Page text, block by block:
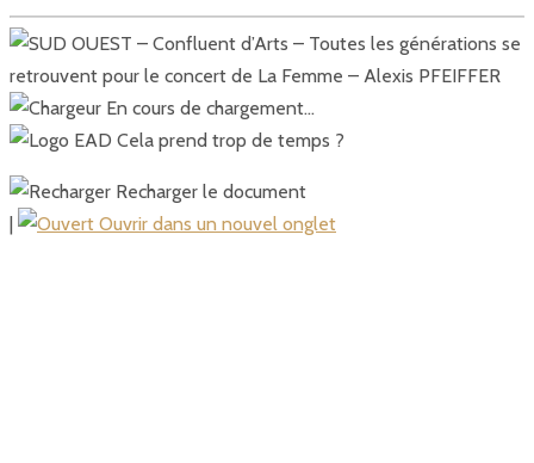
En cours de chargement…
Cela prend trop de temps ?
Recharger le document
Ouvrir dans un nouvel onglet